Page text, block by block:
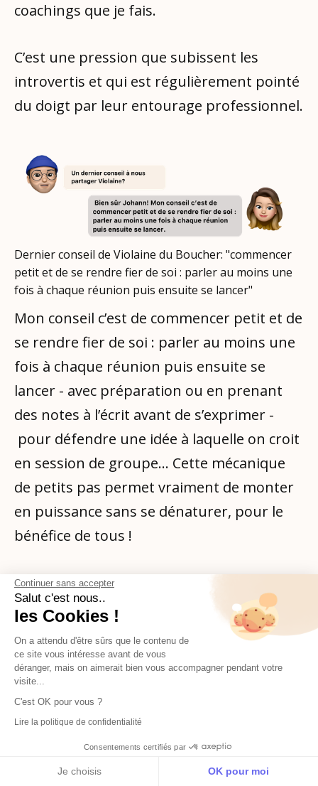
coachings que je fais.
C’est une pression que subissent les
introvertis et qui est régulièrement pointé
du doigt par leur entourage professionnel.
Dernier conseil de Violaine du Boucher: "commencer
petit et de se rendre fier de soi : parler au moins une
fois à chaque réunion puis ensuite se lancer"
Mon conseil c’est de commencer petit et de
se rendre fier de soi : parler au moins une
fois à chaque réunion puis ensuite se
lancer - avec préparation ou en prenant
des notes à l’écrit avant de s’exprimer -
pour défendre une idée à laquelle on croit
en session de groupe… Cette mécanique
de petits pas permet vraiment de monter
en puissance sans se dénaturer, pour le
bénéfice de tous !
Cofondateur de Popwork, la solution tout-
en-un de management. Ex-Google, Waze,
PrestaShop.
/
TAGS
Réflexions sur le Management Français
M'inscrire
Continuer sans accepter
Salut c'est nous..
les Cookies !
On a attendu d'être sûrs que le contenu de
ce site vous intéresse avant de vous
déranger, mais on aimerait bien vous accompagner pendant votre
visite...
C'est OK pour vous ?
Lire la politique de confidentialité
Consentements certifiés par
Je choisis OK pour moi